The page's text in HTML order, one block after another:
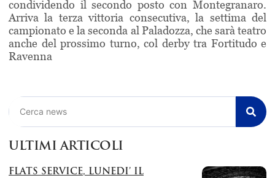
condividendo il secondo posto con Montegranaro.
Arriva la terza vittoria consecutiva, la settima del
campionato e la seconda al Paladozza, che sarà teatro
anche del prossimo turno, col derby tra Fortitudo e
Ravenna
ULTIMI ARTICOLI
FLATS SERVICE, LUNEDI’ IL